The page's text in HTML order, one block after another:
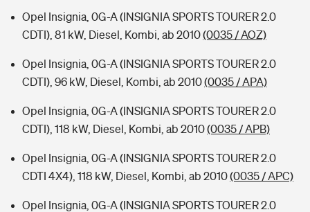
Opel Insignia, 0G-A (INSIGNIA SPORTS TOURER 2.0
CDTI), 81 kW, Diesel, Kombi, ab 2010(0035 / AOZ)
Opel Insignia, 0G-A (INSIGNIA SPORTS TOURER 2.0
CDTI), 96 kW, Diesel, Kombi, ab 2010(0035 / APA)
Opel Insignia, 0G-A (INSIGNIA SPORTS TOURER 2.0
CDTI), 118 kW, Diesel, Kombi, ab 2010(0035 / APB)
Opel Insignia, 0G-A (INSIGNIA SPORTS TOURER 2.0
CDTI 4X4), 118 kW, Diesel, Kombi, ab 2010(0035 / APC)
Opel Insignia, 0G-A (INSIGNIA SPORTS TOURER 2.0